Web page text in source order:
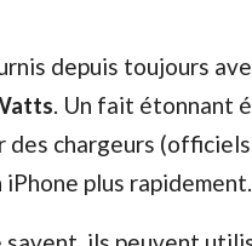
depuis toujours
. Un fait étonnant
chargeurs
plus rapidement.